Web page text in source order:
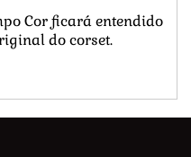
Cor ficará entendido
do corset.